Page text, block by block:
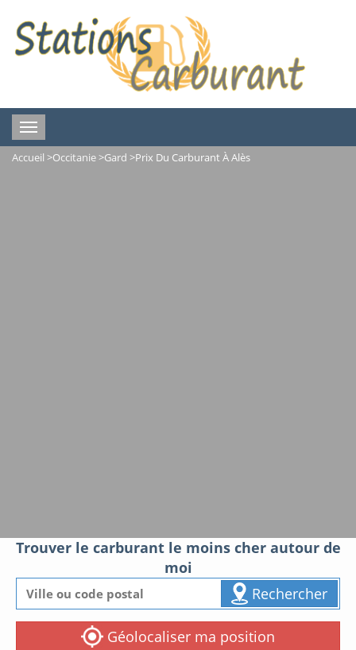
Toggle
navigation
Accueil >Occitanie>Gard >Prix Du Carburant À Alès
Trouver le carburant le moins cher autour de
moi
Rechercher
Géolocaliser ma position